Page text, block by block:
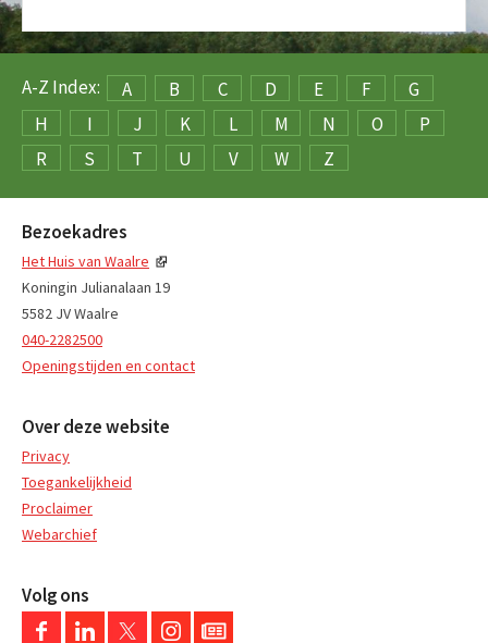
A-Z Index: A B C D E F
G
H
I J K L M N O
P
R
S T U V W Z
Bezoekadres
Het Huis van Waalre
Koningin Julianalaan 19
5582 JV Waalre
040-2282500
Openingstijden en contact
Over deze website
Privacy
Toegankelijkheid
Proclaimer
Webarchief
Volg ons